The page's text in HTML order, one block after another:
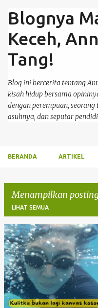
Blognya
Keceh,
Tang!
Blog ini bercerita tentang
kisah hidup bersama
dengan perempuan, seorang
asuhnya, dan seputar
BERANDA ARTIKEL
Menampilkan
LIHAT SEMUA
P
o
s
t